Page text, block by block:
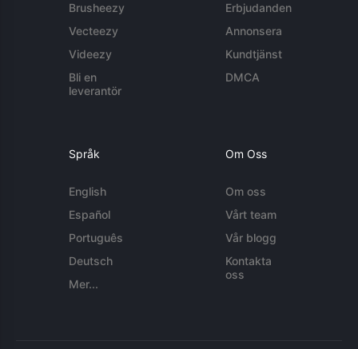
Brusheezy
Vecteezy
Videezy
Bli en
leverantör
Erbjudanden
Annonsera
Kundtjänst
DMCA
Språk
English
Español
Português
Deutsch
Mer...
Om Oss
Om oss
Vårt team
Vår blogg
Kontakta
oss